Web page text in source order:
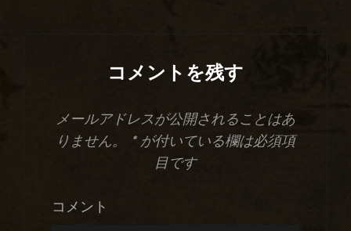
コメントを残す
メールアドレスが公開されることはあ
りません。
*が付いている欄は必須項
目です
コメント